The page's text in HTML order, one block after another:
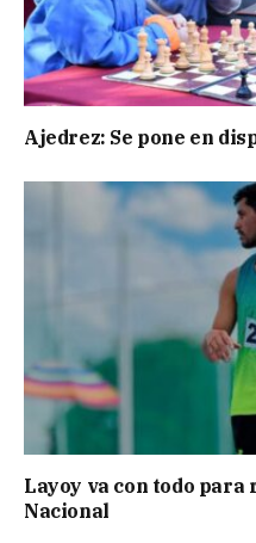
Ajedrez: Se pone en
Layoy va con todo
Nacional